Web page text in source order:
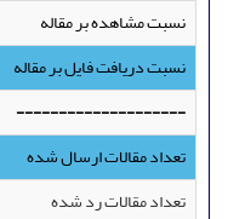
نسبت مشاهده بر مقاله
نسبت دریافت فایل بر مقاله
--------------------
تعداد مقالات ارسال شده
تعداد مقالات رد شده